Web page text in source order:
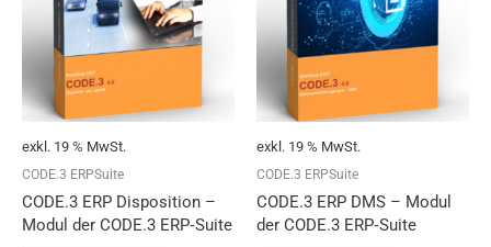
exkl. 19 % MwSt.
CODE.3 ERPSuite
CODE.3 ERP Disposition –
Modul der CODE.3 ERP‑Suite
exkl. 19 % MwSt.
CODE.3 ERPSuite
CODE.3 ERP DMS – Modul
der CODE.3 ERP‑Suite